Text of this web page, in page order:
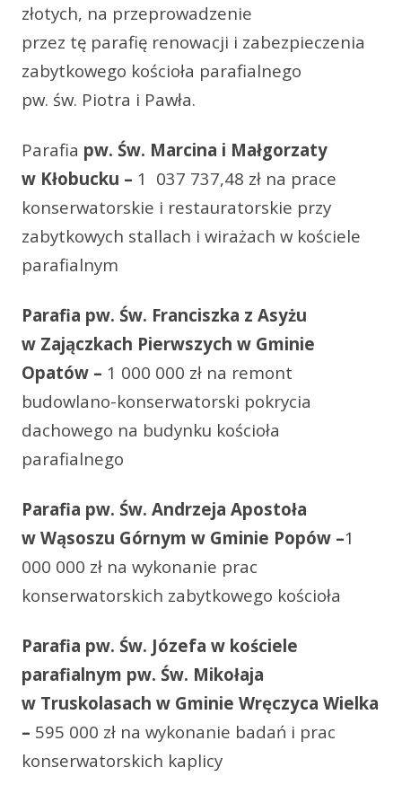
złotych, na przeprowadzenie
przez tę parafię renowacji i zabezpieczenia
zabytkowego kościoła parafialnego
pw. św. Piotra i Pawła.
Parafia pw. Św. Marcina i Małgorzaty
w Kłobucku – 1 037 737,48 zł na prace
konserwatorskie i restauratorskie przy
zabytkowych stallach i wirażach w kościele
parafialnym
Parafia pw. Św. Franciszka z Asyżu
w Zajączkach Pierwszych w Gminie
Opatów – 1 000 000 zł na remont
budowlano-konserwatorski pokrycia
dachowego na budynku kościoła
parafialnego
Parafia pw. Św. Andrzeja Apostoła
w Wąsoszu Górnym w Gminie Popów –1
000 000 zł na wykonanie prac
konserwatorskich zabytkowego kościoła
Parafia pw. Św. Józefa w kościele
parafialnym pw. Św. Mikołaja
w Truskolasach w Gminie Wręczyca Wielka
– 595 000 zł na wykonanie badań i prac
konserwatorskich kaplicy